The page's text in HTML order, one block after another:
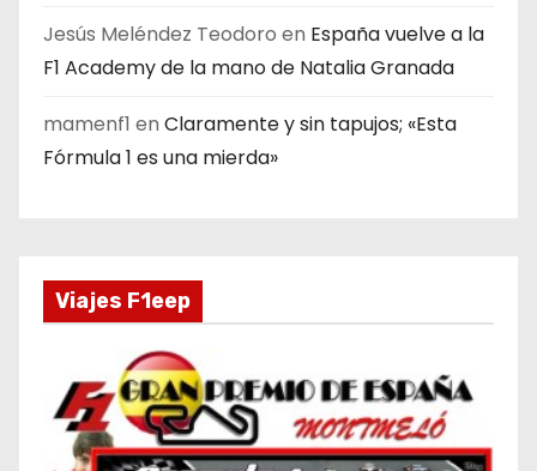
Jesús Meléndez Teodoro en España vuelve a la
F1 Academy de la mano de Natalia Granada
mamenf1 en Claramente y sin tapujos; «Esta
Fórmula 1 es una mierda»
Viajes F1eep